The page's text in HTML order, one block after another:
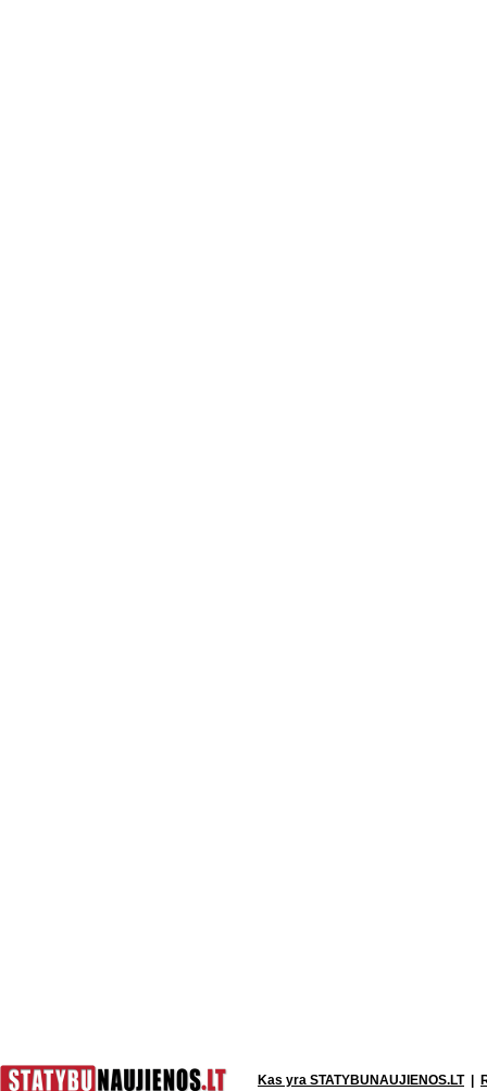
Kas yra STATYBUNAUJIENOS.LT|